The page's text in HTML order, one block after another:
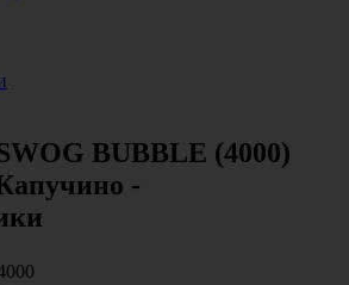
BUBBLE (4000)
-